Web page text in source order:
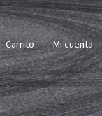
Carrito Mi cuenta